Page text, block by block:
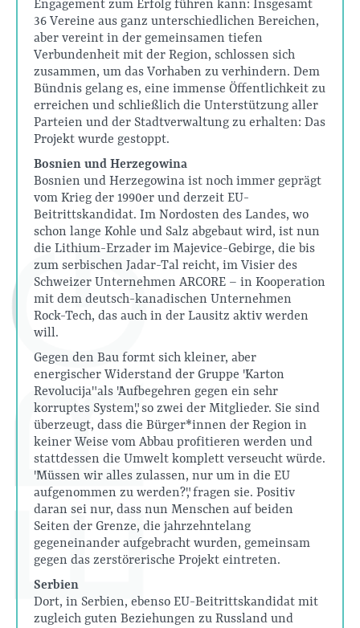
Engagement zum Erfolg führen kann: Insgesamt
36 Vereine aus ganz unterschiedlichen Bereichen,
aber vereint in der gemeinsamen tiefen
Verbundenheit mit der Region, schlossen sich
zusammen, um das Vorhaben zu verhindern. Dem
Bündnis gelang es, eine immense Öffentlichkeit zu
erreichen und schließlich die Unterstützung aller
Parteien und der Stadtverwaltung zu erhalten: Das
Projekt wurde gestoppt.
Bosnien und Herzegowina
Bosnien und Herzegowina ist noch immer geprägt
vom Krieg der 1990er und derzeit EU-
Beitrittskandidat. Im Nordosten des Landes, wo
schon lange Kohle und Salz abgebaut wird, ist nun
die Lithium-Erzader im Majevice-Gebirge, die bis
zum serbischen Jadar-Tal reicht, im Visier des
Schweizer Unternehmen ARCORE – in Kooperation
mit dem deutsch-kanadischen Unternehmen
Rock-Tech, das auch in der Lausitz aktiv werden
will.
Gegen den Bau formt sich kleiner, aber
energischer Widerstand der Gruppe "Karton
Revolucija" als "Aufbegehren gegen ein sehr
korruptes System", so zwei der Mitglieder. Sie sind
überzeugt, dass die Bürger*innen der Region in
keiner Weise vom Abbau profitieren werden und
stattdessen die Umwelt komplett verseucht würde.
"Müssen wir alles zulassen, nur um in die EU
aufgenommen zu werden?", fragen sie. Positiv
daran sei nur, dass nun Menschen auf beiden
Seiten der Grenze, die jahrzehntelang
gegeneinander aufgebracht wurden, gemeinsam
gegen das zerstörerische Projekt eintreten.
Serbien
Dort, in Serbien, ebenso EU-Beitrittskandidat mit
zugleich guten Beziehungen zu Russland und